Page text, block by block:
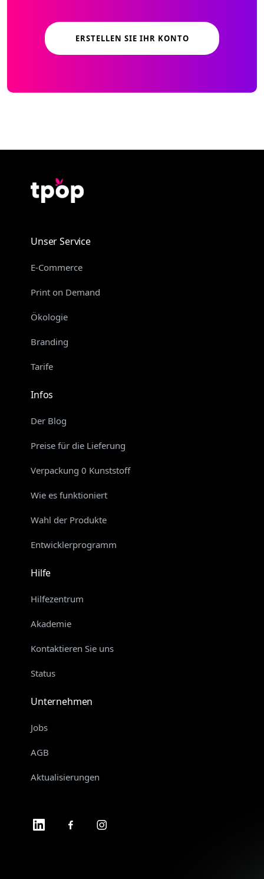
ERSTELLEN SIE IHR KONTO
Unser Service
E-Commerce
Print on Demand
Ökologie
Branding
Tarife
Infos
Der Blog
Preise für die Lieferung
Verpackung 0 Kunststoff
Wie es funktioniert
Wahl der Produkte
Entwicklerprogramm
Hilfe
Hilfezentrum
Akademie
Kontaktieren Sie uns
Status
Unternehmen
Jobs
AGB
Aktualisierungen